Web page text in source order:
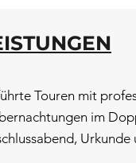
Touren mit
im
Urkunde